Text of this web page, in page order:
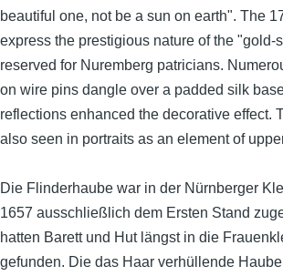
beautiful one, not be a sun on earth". The
express the prestigious nature of the "gold-
reserved for Nuremberg patricians.
on wire pins dangle over a padded silk
reflections enhanced the decorative effect.
also seen in portraits as an element of
Die Flinderhaube war in der Nürnberger
1657 ausschließlich dem Ersten Stand
hatten Barett und Hut längst in die
gefunden. Die das Haar verhüllende